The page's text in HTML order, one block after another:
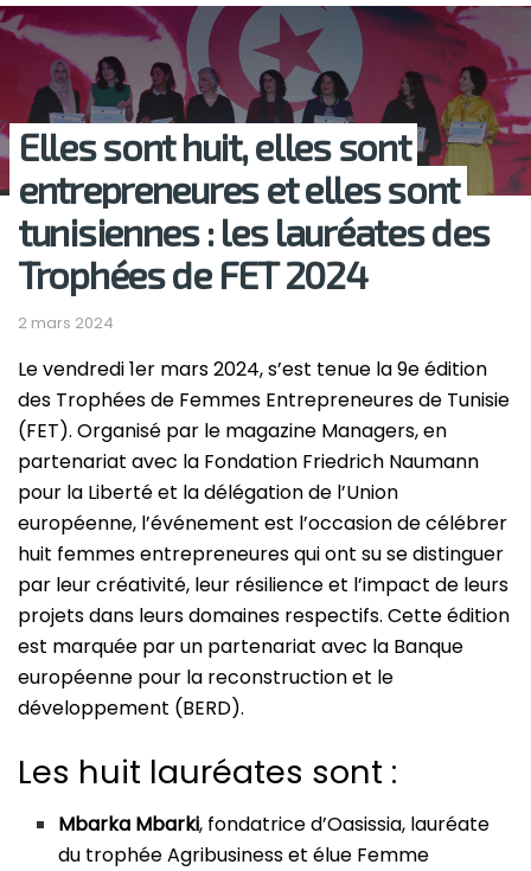
Elles sont huit, elles sont
entrepreneures et elles sont
tunisiennes : les lauréates des
Trophées de FET 2024
2 mars 2024
Le vendredi 1er mars 2024, s’est tenue la 9e édition
des Trophées de Femmes Entrepreneures de Tunisie
(FET). Organisé par le magazine Managers, en
partenariat avec la Fondation Friedrich Naumann
pour la Liberté et la délégation de l’Union
européenne, l’événement est l’occasion de célébrer
huit femmes entrepreneures qui ont su se distinguer
par leur créativité, leur résilience et l’impact de leurs
projets dans leurs domaines respectifs. Cette édition
est marquée par un partenariat avec la Banque
européenne pour la reconstruction et le
développement (BERD).
Les huit lauréates sont :
Mbarka Mbarki, fondatrice d’Oasissia, lauréate
du trophée Agribusiness et élue Femme